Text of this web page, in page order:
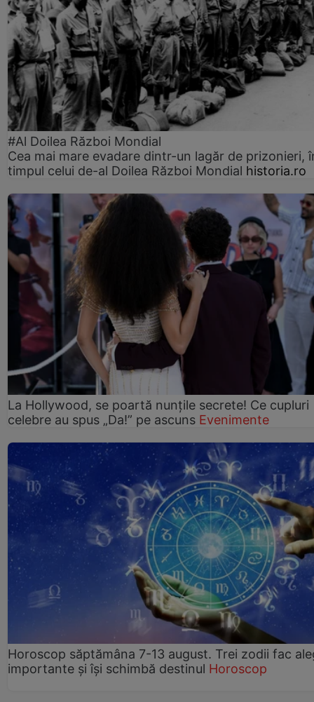
#Al Doilea Război Mondial
Cea mai mare evadare dintr-un lagăr de prizonieri,
timpul celui de-al Doilea Război Mondial historia.ro
La Hollywood, se poartă nunțile secrete! Ce cupluri
celebre au spus „Da!” pe ascuns Evenimente
Horoscop săptămâna 7-13 august. Trei zodii fac
importante și își schimbă destinul Horoscop